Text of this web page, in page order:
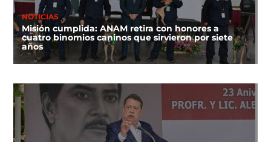
NOTICIAS
Misión cumplida: ANAM retira con honores a
cuatro binomios caninos que sirvieron por siete
años